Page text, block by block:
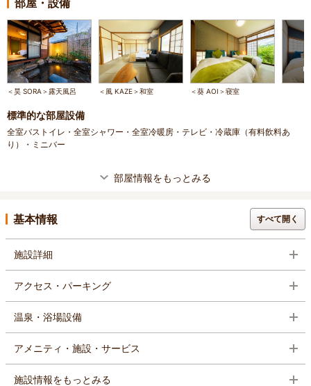
＜昊 SORA＞露天風呂 ＜風 KAZE＞和室 ＜葵 AOI＞寝室
標準的な部屋設備
全室バストイレ・全室シャワー・全室冷暖房・テレビ・冷蔵庫（有料飲料あ
り）・ミニバー
部屋情報をもっとみる
基本情報 すべて開く
施設詳細
アクセス・パーキング
温泉・浴場設備
アメニティ・施設・サービス
施設情報をもっとみる